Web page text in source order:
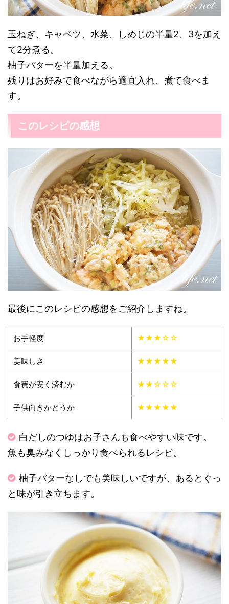
玉ねぎ、キャベツ、水菜、しめじの半量2、3を加え
て2分煮る。
柚子バターを半量加える。
残りはお好みで食べながら適宜入れ、煮て食べま
す。
このレシピの感想
最後にこのレシピの感想をご紹介しますね。
お手軽度 ★★★☆☆
美味しさ ★★★★★
食費が安く済むか ★★☆☆☆
子供向きかどうか ★★★★★
白だしのつゆはお子さんも食べやすい味です。
魚も臭みなくしっかり食べられるレシピ。
柚子バターなしでも美味しいですが、あるとぐっ
と味が引き立ちます。